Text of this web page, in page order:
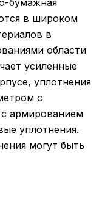
бумажная
в широком
в
области
усиленные
уплотнения
с
армированием
уплотнения.
могут быть